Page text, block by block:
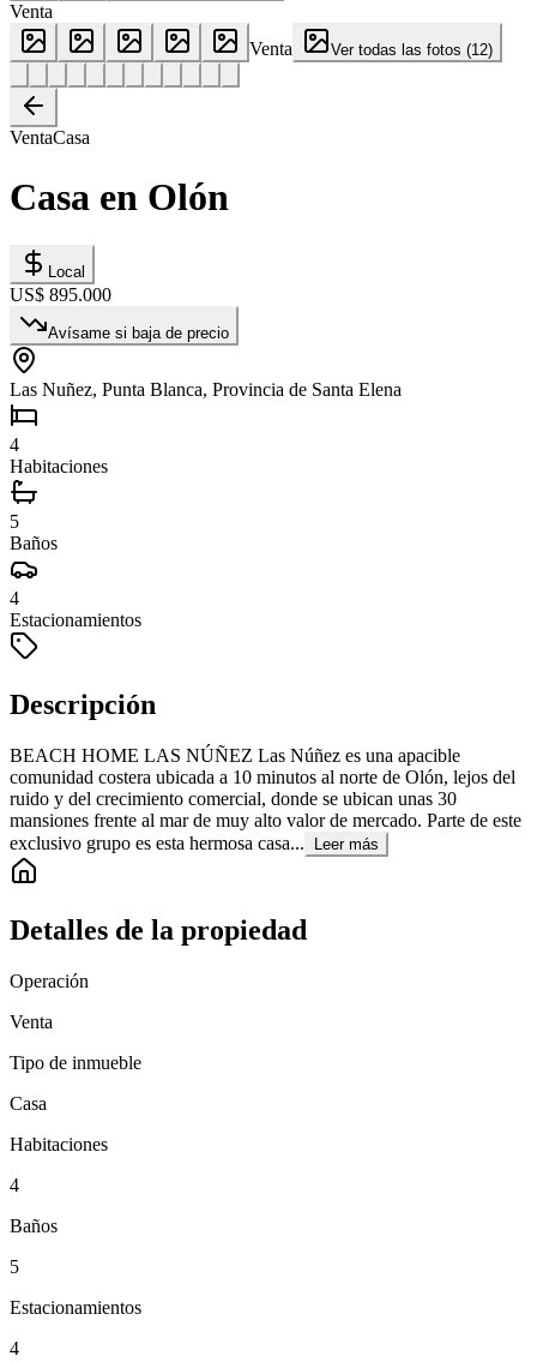
Venta
Venta
Ver todas las fotos (12)
VentaCasa
Casa en Olón
Local
US$ 895.000
Avísame si baja de precio
Las Nuñez, Punta Blanca, Provincia de Santa Elena
4
Habitaciones
5
Baños
4
Estacionamientos
Descripción
BEACH HOME LAS NÚÑEZ Las Núñez es una apacible
comunidad costera ubicada a 10 minutos al norte de Olón, lejos del
ruido y del crecimiento comercial, donde se ubican unas 30
mansiones frente al mar de muy alto valor de mercado. Parte de este
exclusivo grupo es esta hermosa casa...
Leer más
Detalles de la propiedad
Operación
Venta
Tipo de inmueble
Casa
Habitaciones
4
Baños
5
Estacionamientos
4